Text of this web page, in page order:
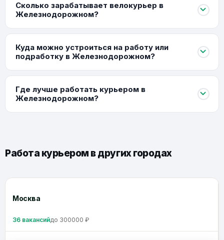
Сколько зарабатывает велокурьер в
Железнодорожном?
Куда можно устроиться на работу или
подработку в Железнодорожном?
Где лучше работать курьером в
Железнодорожном?
Работа курьером в других городах
Москва
36 вакансийдо 300000 ₽